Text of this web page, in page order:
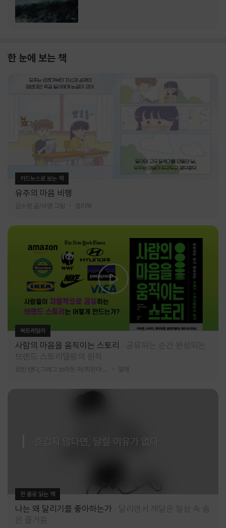
한 눈에 보는 책
카드뉴스로 보는 책
유주의 마음 비행
금수정 글/서영 그림 찰리북
북트레일러
사람의 마음을 움직이는 스토리
공유되는 순간 완성되는
브랜드 스토리텔링의 원칙
알레
즐겁지 않다면, 달릴 이유가 없다
한 줄로 읽는 책
나는 왜 달리기를 좋아하는가
달리면서 깨달은 일상 속 숨
은 즐거움